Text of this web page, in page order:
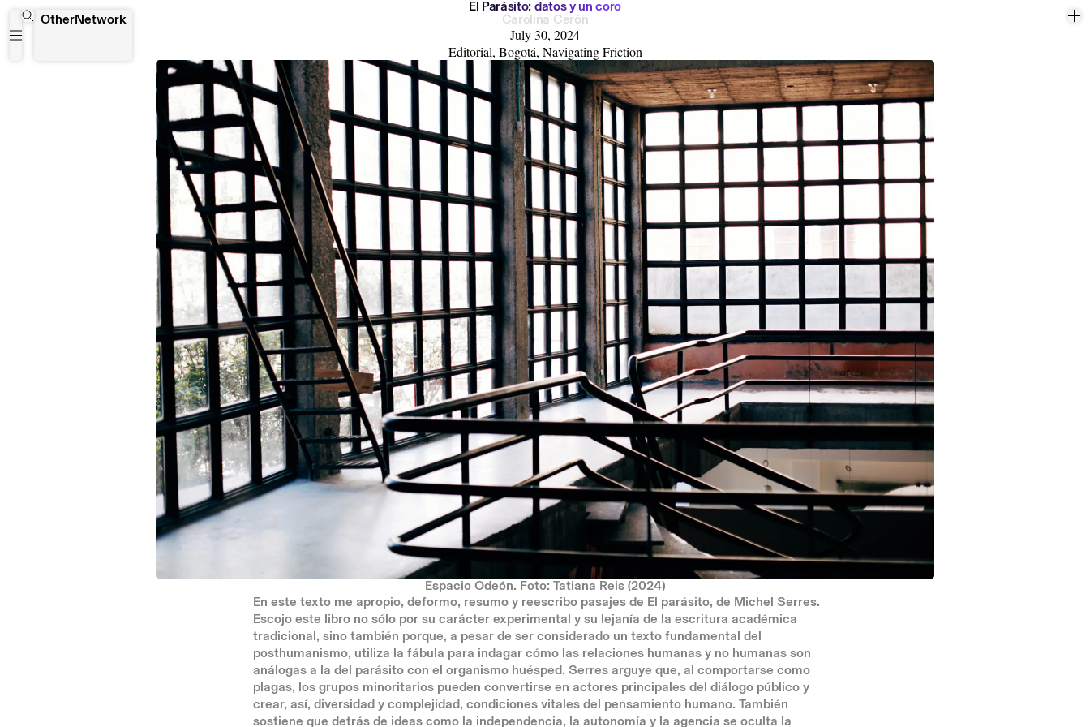
OtherNetwork
El Parásito: datos y un coro
Carolina Cerón
July 30, 2024
Editorial, Bogotá, Navigating Friction
Espacio Odeón. Foto: Tatiana Reis (2024)
En este texto me apropio, deformo, resumo y reescribo pasajes de El parásito, de Michel Serres.
Escojo este libro no sólo por su carácter experimental y su lejanía de la escritura académica
tradicional, sino también porque, a pesar de ser considerado un texto fundamental del
posthumanismo, utiliza la fábula para indagar cómo las relaciones humanas y no humanas son
análogas a la del parásito con el organismo huésped. Serres arguye que, al comportarse como
plagas, los grupos minoritarios pueden convertirse en actores principales del diálogo público y
crear, así, diversidad y complejidad, condiciones vitales del pensamiento humano. También
sostiene que detrás de ideas como la independencia, la autonomía y la agencia se oculta la